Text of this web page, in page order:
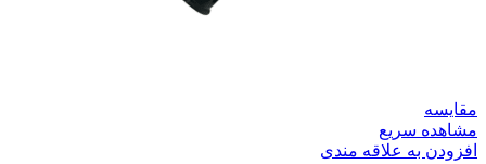
مقایسه
مشاهده سریع
افزودن به علاقه مندی